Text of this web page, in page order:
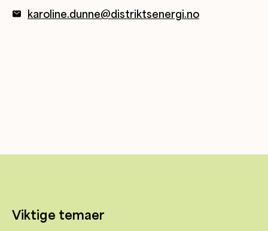
karoline.dunne@distriktsenergi.no
Viktige temaer